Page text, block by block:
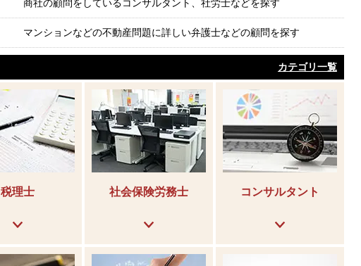
商社の顧問をしているコンサルタント、社労士などを探す
マンションなどの不動産問題に詳しい弁護士などの顧問を探す
カテゴリ一覧
税理士 社会保険労務士 コンサルタント